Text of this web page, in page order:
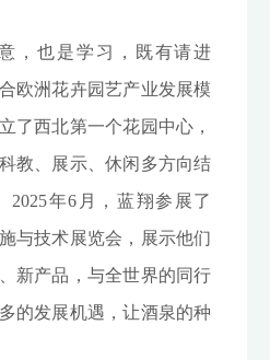
，也是学习，既有请进
欧洲花卉园艺产业发展模
了西北第一个花园中心，
教、展示、休闲多方向结
2025年6月，蓝翔参展了
与技术展览会，展示他们
新产品，与全世界的同行
的发展机遇，让酒泉的种